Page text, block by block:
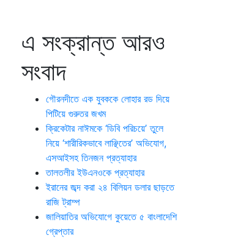
এ সংক্রান্ত আরও
সংবাদ
গৌরনদীতে এক যুবককে লোহার রড দিয়ে
পিটিয়ে গুরুতর জখম
ক্রিকেটার নাঈমকে ‘ডিবি পরিচয়ে’ তুলে
নিয়ে ‘শারীরিকভাবে লাঞ্ছিতের’ অভিযোগ,
এসআইসহ তিনজন প্রত্যাহার
তালতলীর ইউএনওকে প্রত্যাহার
ইরানের জব্দ করা ২৪ বিলিয়ন ডলার ছাড়তে
রাজি ট্রাম্প
জালিয়াতির অভিযোগে কুয়েতে ৫ বাংলাদেশি
গ্রেপ্তার